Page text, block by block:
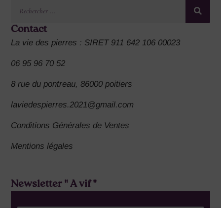
Contact
La vie des pierres : SIRET 911 642 106 00023
06 95 96 70 52
8 rue du pontreau, 86000 poitiers
laviedespierres.2021@gmail.com
Conditions Générales de Ventes
Mentions légales
Newsletter " A vif "